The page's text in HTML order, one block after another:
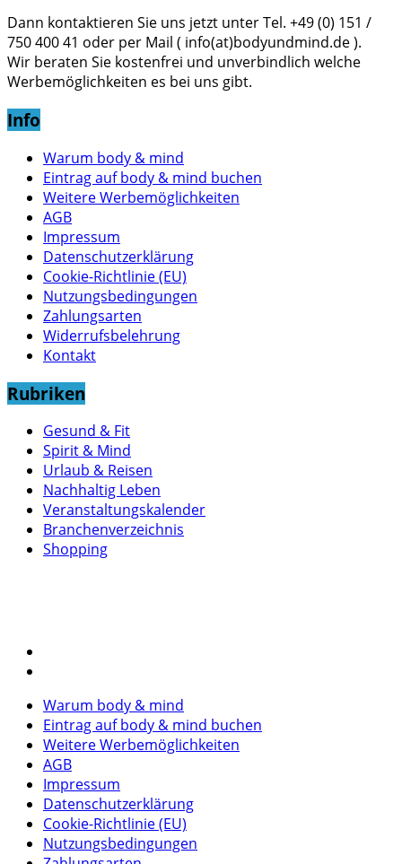
Dann kontaktieren Sie uns jetzt unter Tel. +49 (0) 151 /
750 400 41 oder per Mail ( info(at)bodyundmind.de ).
Wir beraten Sie kostenfrei und unverbindlich welche
Werbemöglichkeiten es bei uns gibt.
Info
Warum body & mind
Eintrag auf body & mind buchen
Weitere Werbemöglichkeiten
AGB
Impressum
Datenschutzerklärung
Cookie-Richtlinie (EU)
Nutzungsbedingungen
Zahlungsarten
Widerrufsbelehrung
Kontakt
Rubriken
Gesund & Fit
Spirit & Mind
Urlaub & Reisen
Nachhaltig Leben
Veranstaltungskalender
Branchenverzeichnis
Shopping
Warum body & mind
Eintrag auf body & mind buchen
Weitere Werbemöglichkeiten
AGB
Impressum
Datenschutzerklärung
Cookie-Richtlinie (EU)
Nutzungsbedingungen